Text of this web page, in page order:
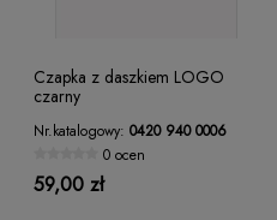
Czapka z daszkiem LOGO
czarny
Nr.katalogowy: 0420 940 0006
0 ocen
59,00 zł